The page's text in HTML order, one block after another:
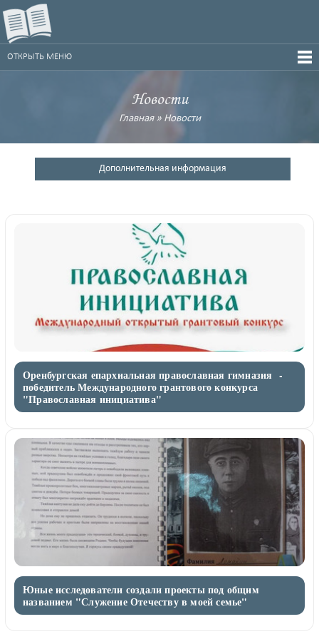
ОТКРЫТЬ МЕНЮ
Новости
Главная» Новости
Дополнительная информация
Оренбургская епархиальная православная гимназия -
победитель Международного грантового конкурса
"Православная инициатива"
Юные исследователи создали проекты под общим
названием "Служение Отечеству в моей семье"